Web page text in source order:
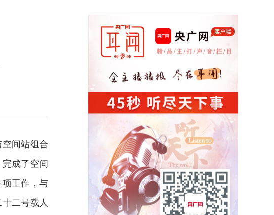
间站组合
成了空间
工作，与
二号载人